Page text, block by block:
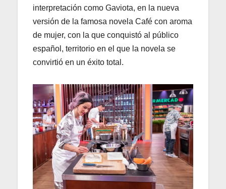
interpretación como Gaviota, en la nueva
versión de la famosa novela Café con aroma
de mujer, con la que conquistó al público
español, territorio en el que la novela se
convirtió en un éxito total.